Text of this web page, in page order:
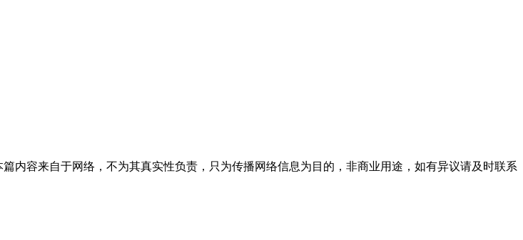
内容来自于网络，不为其真实性负责，只为传播网络信息为目的，非商业用途，如有异议请及时联系